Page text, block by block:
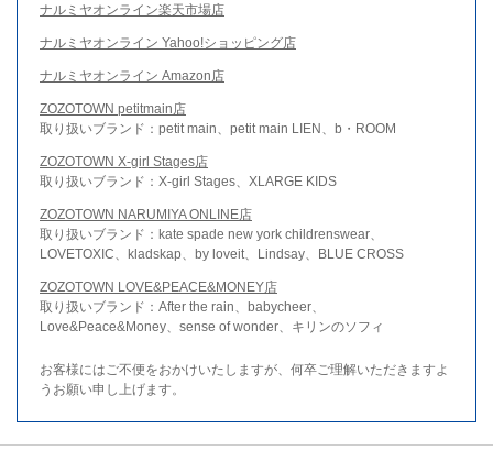
ナルミヤオンライン楽天市場店
ナルミヤオンライン Yahoo!ショッピング店
ナルミヤオンライン Amazon店
ZOZOTOWN petitmain店
取り扱いブランド：petit main、petit main LIEN、b・ROOM
ZOZOTOWN X-girl Stages店
取り扱いブランド：X-girl Stages、XLARGE KIDS
ZOZOTOWN NARUMIYA ONLINE店
取り扱いブランド：kate spade new york childrenswear、
LOVETOXIC、kladskap、by loveit、Lindsay、BLUE CROSS
ZOZOTOWN LOVE&PEACE&MONEY店
取り扱いブランド：After the rain、babycheer、
Love&Peace&Money、sense of wonder、キリンのソフィ
お客様にはご不便をおかけいたしますが、何卒ご理解いただきますよ
うお願い申し上げます。